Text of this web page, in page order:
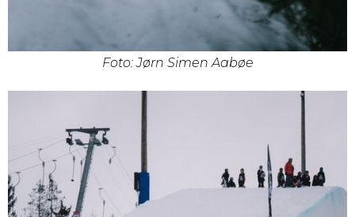
Foto: Jørn Simen Aabøe